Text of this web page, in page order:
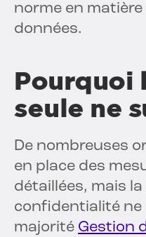
norme en
données.
Pourquoi
seule ne
De nombreuses
en place des
détaillées, mais
confidentialité ne
majorité Gestion